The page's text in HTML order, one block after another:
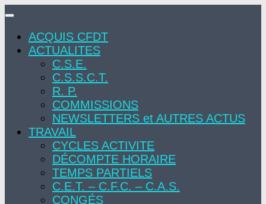
Skip
contentACQUIS CFDT
ACTUALITES
C.S.E.
C.S.S.C.T.
R. P.
COMMISSIONS
NEWSLETTERS et AUTRES ACTUS
TRAVAIL
CYCLES ACTIVITE
DÉCOMPTE HORAIRE
TEMPS PARTIELS
C.E.T. – C.F.C. – C.A.S.
CONGÉS